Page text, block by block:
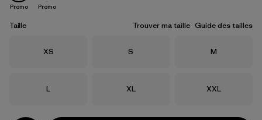
Promo Promo
Taille Trouver ma taille Guide des tailles
Taille
XS Taille
S Taille
M
Taille
L Taille
XL Taille
XXL